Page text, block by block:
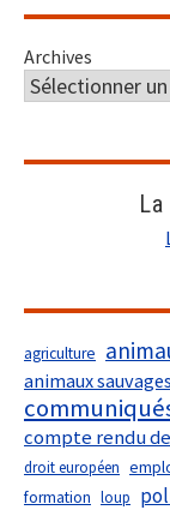
Archives
agriculture
animaux sauvages
compte rendu
droit européen
formation loup